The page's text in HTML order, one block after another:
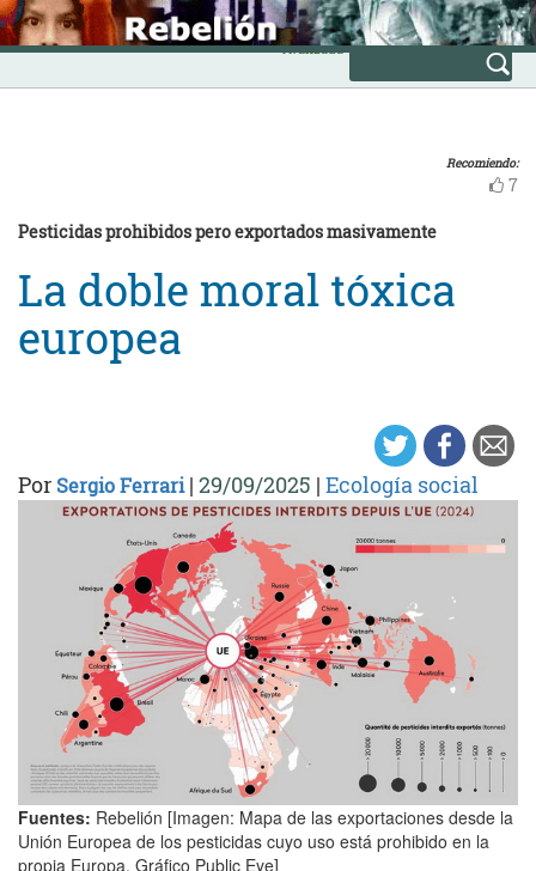
Skip
to
content
INICIO
Avanzada
Recomiendo:
7
Pesticidas prohibidos pero exportados masivamente
La doble moral tóxica
europea
Por Sergio Ferrari| 29/09/2025 | Ecología social
Fuentes: Rebelión [Imagen: Mapa de las exportaciones desde la
Unión Europea de los pesticidas cuyo uso está prohibido en la
propia Europa. Gráfico Public Eye]